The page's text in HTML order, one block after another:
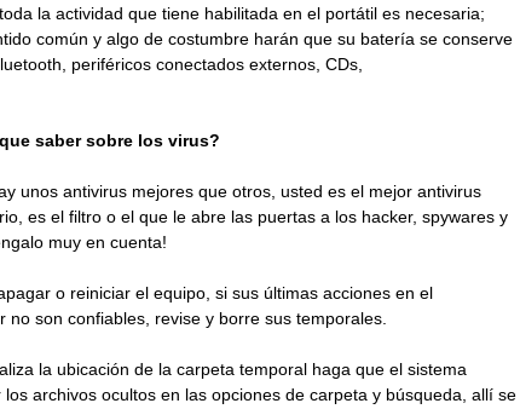
la actividad que tiene habilitada en el portátil es necesaria;
común y algo de costumbre harán que su batería se conserve
periféricos conectados externos, CDs,
saber sobre los virus?
unos antivirus mejores que otros, usted es el mejor antivirus
es el filtro o el que le abre las puertas a los hacker, spywares y
muy en cuenta!
o reiniciar el equipo, si sus últimas acciones en el
no son confiables, revise y borre sus temporales.
la ubicación de la carpeta temporal haga que el sistema
los archivos ocultos en las opciones de carpeta y búsqueda, allí se